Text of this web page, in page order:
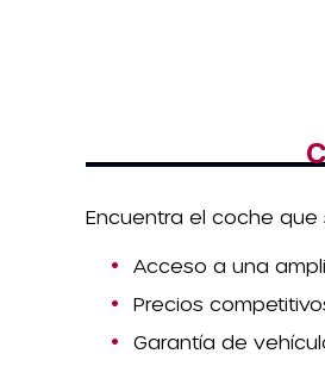
Encuentra el coche
Acceso a una
Precios
Garantía de